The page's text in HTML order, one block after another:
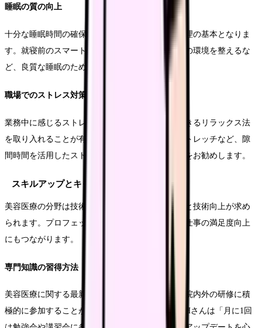
睡眠の質の向上
十分な睡眠時間の確保と質の向上は、ストレス管理の基本となりま
す。就寝前のスマートフォン使用を控える、寝室の環境を整えるな
ど、良質な睡眠のための工夫が効果的です。
職場でのストレス対策
業務中に感じるストレスに対しては、短時間でできるリラックス法
を取り入れることが有効です。深呼吸や簡単なストレッチなど、隙
間時間を活用したストレス解消法を実践することをお勧めします。
スキルアップとキャリア形成
美容医療の分野は技術革新が早く、継続的な学習と技術向上が求め
られます。プロフェッショナルとしての成長は、仕事の満足度向上
にもつながります。
専門知識の習得方法
美容医療に関する最新の知識や技術を学ぶため、院内外の研修に積
極的に参加することが重要です。美容外科看護師Hさんは「月に1回